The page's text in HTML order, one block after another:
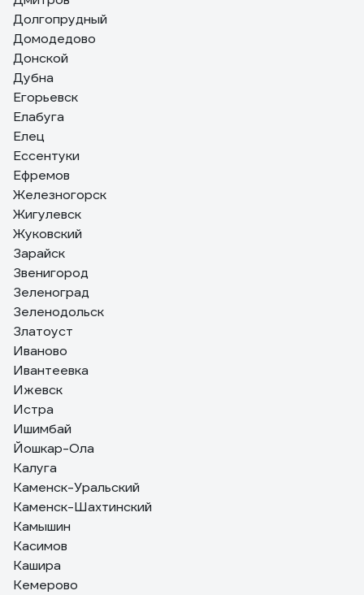
Долгопрудный
Домодедово
Донской
Дубна
Егорьевск
Елабуга
Елец
Ессентуки
Ефремов
Железногорск
Жигулевск
Жуковский
Зарайск
Звенигород
Зеленоград
Зеленодольск
Златоуст
Иваново
Ивантеевка
Ижевск
Истра
Ишимбай
Йошкар-Ола
Калуга
Каменск-Уральский
Каменск-Шахтинский
Камышин
Касимов
Кашира
Кемерово